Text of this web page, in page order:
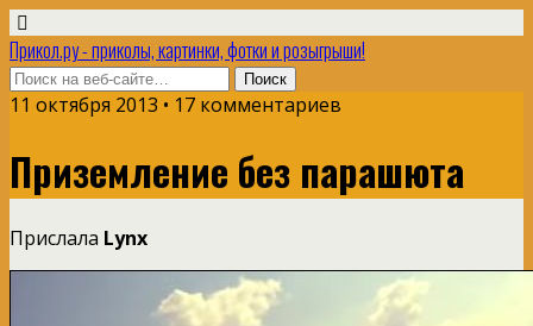
Прикол.ру - приколы, картинки, фотки и розыгрыши!
11 октября 2013 • 17 комментариев
Приземление без парашюта
Прислала Lynx